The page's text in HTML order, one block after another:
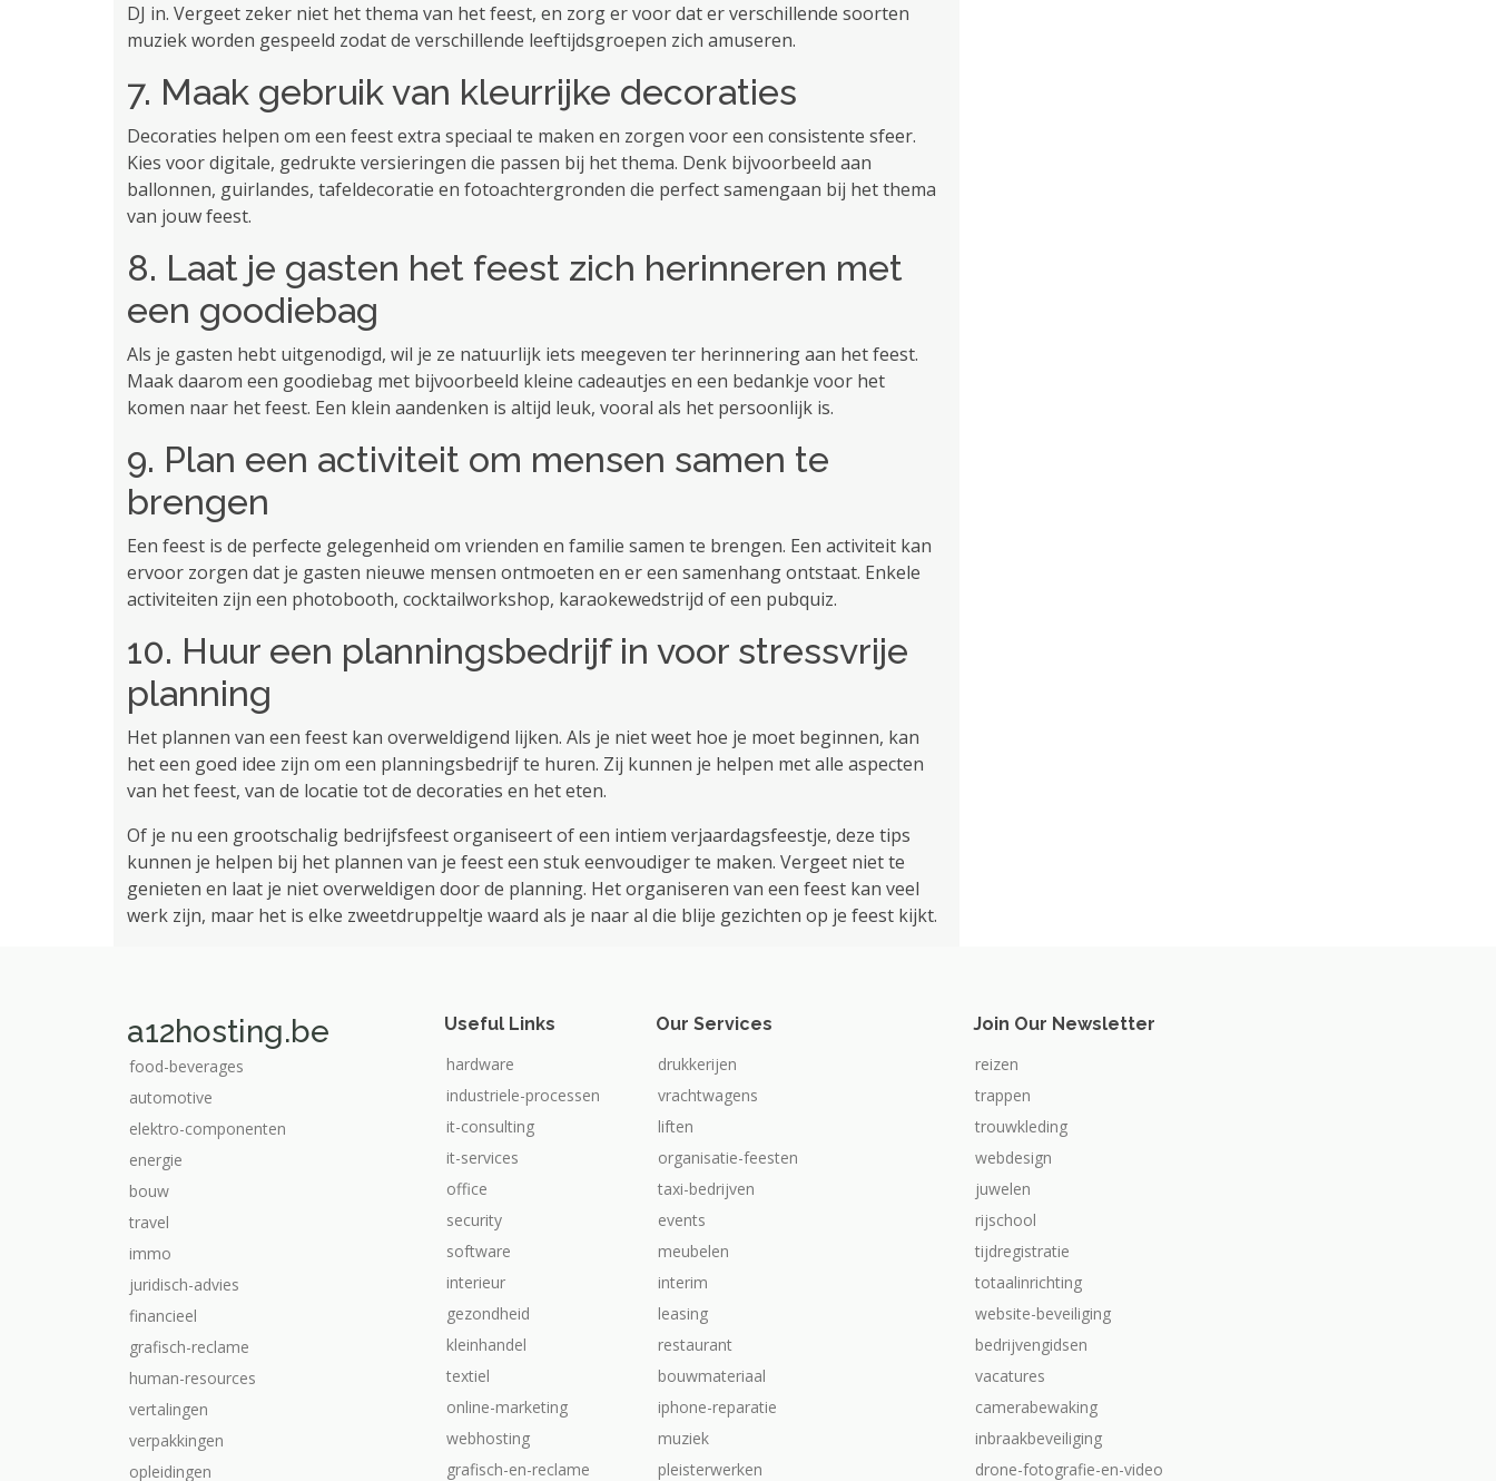
DJ in. Vergeet zeker niet het thema van het feest, en zorg er voor dat er verschillende soorten
muziek worden gespeeld zodat de verschillende leeftijdsgroepen zich amuseren.
7. Maak gebruik van kleurrijke decoraties
Decoraties helpen om een ​​feest extra speciaal te maken en zorgen voor een consistente sfeer.
Kies voor digitale, gedrukte versieringen die passen bij het thema. Denk bijvoorbeeld aan
ballonnen, guirlandes, tafeldecoratie en fotoachtergronden die perfect samengaan bij het thema
van jouw feest.
8. Laat je gasten het feest zich herinneren met
een goodiebag
Als je gasten hebt uitgenodigd, wil je ze natuurlijk iets meegeven ter herinnering aan het feest.
Maak daarom een ​​goodiebag met bijvoorbeeld kleine cadeautjes en een bedankje voor het
komen naar het feest. Een klein aandenken is altijd leuk, vooral als het persoonlijk is.
9. Plan een activiteit om mensen samen te
brengen
Een feest is de perfecte gelegenheid om vrienden en familie samen te brengen. Een activiteit kan
ervoor zorgen dat je gasten nieuwe mensen ontmoeten en er een samenhang ontstaat. Enkele
activiteiten zijn een photobooth, cocktailworkshop, karaokewedstrijd of een pubquiz.
10. Huur een planningsbedrijf in voor stressvrije
planning
Het plannen van een feest kan overweldigend lijken. Als je niet weet hoe je moet beginnen, kan
het een goed idee zijn om een ​​planningsbedrijf te huren. Zij kunnen je helpen met alle aspecten
van het feest, van de locatie tot de decoraties en het eten.
Of je nu een grootschalig bedrijfsfeest organiseert of een intiem verjaardagsfeestje, deze tips
kunnen je helpen bij het plannen van je feest een stuk eenvoudiger te maken. Vergeet niet te
genieten en laat je niet overweldigen door de planning. Het organiseren van een feest kan veel
werk zijn, maar het is elke zweetdruppeltje waard als je naar al die blije gezichten op je feest kijkt.
a12hosting.be
food-beverages
automotive
elektro-componenten
energie
bouw
travel
immo
juridisch-advies
financieel
grafisch-reclame
human-resources
vertalingen
verpakkingen
opleidingen
Useful Links
hardware
industriele-processen
it-consulting
it-services
office
security
software
interieur
gezondheid
kleinhandel
textiel
online-marketing
webhosting
grafisch-en-reclame
Our Services
drukkerijen
vrachtwagens
liften
organisatie-feesten
taxi-bedrijven
events
meubelen
interim
leasing
restaurant
bouwmateriaal
iphone-reparatie
muziek
pleisterwerken
Join Our Newsletter
reizen
trappen
trouwkleding
webdesign
juwelen
rijschool
tijdregistratie
totaalinrichting
website-beveiliging
bedrijvengidsen
vacatures
camerabewaking
inbraakbeveiliging
drone-fotografie-en-video